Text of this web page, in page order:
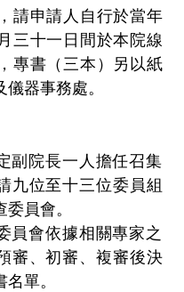
請申請人自行於當年
三十一日間於本院線
專書（三本）另以紙
器事務處。
副院長一人擔任召集
九位至十三位委員組
員會。
員會依據相關專家之
審、初審、複審後決
單。